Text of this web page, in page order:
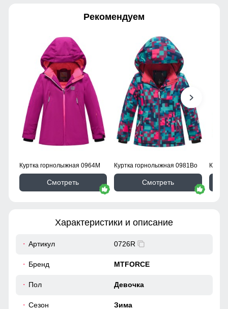
Рекомендуем
Куртка горнолыжная 0964M
Смотреть
Куртка горнолыжная 0981Bo
Смотреть
Характеристики и описание
Артикул 0726R
Бренд MTFORCE
Пол Девочка
Сезон Зима